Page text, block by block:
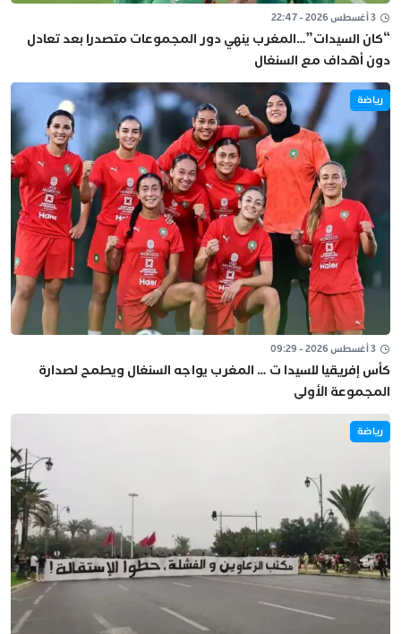
3 أغسطس 2026 - 22:47
“كان السيدات”…المغرب ينهي دور المجموعات متصدرا بعد تعادل
دون أهداف مع السنغال
رياضة
3 أغسطس 2026 - 09:29
كأس إفريقيا للسيدا ت … المغرب يواجه السنغال ويطمح لصدارة
المجموعة الأولى
رياضة